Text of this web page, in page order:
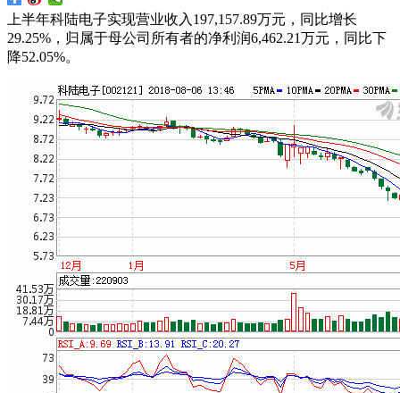
上半年科陆电子实现营业收入197,157.89万元，同比增长
29.25%，归属于母公司所有者的净利润6,462.21万元，同比下
降52.05%。